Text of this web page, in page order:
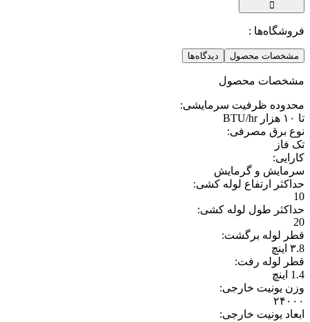
فروشگاه‌ها :
مشخصات محصول دیدگاه‌ها
مشخصات محصول
محدوده ظرفیت سرمایشی:
تا ۱۰ هزار BTU/hr
نوع برق مصرفی:
تک فاز
کارایی:
سرمایش و گرمایش
حداکثر ارتفاع لوله کشی:
10
حداکثر طول لوله کشی:
20
قطر لوله برگشت:
۳.8 اینچ
قطر لوله رفت:
1.4 اینچ
وزن یونیت خارجی:
۲۴۰۰۰
ابعاد یونیت خارجی: